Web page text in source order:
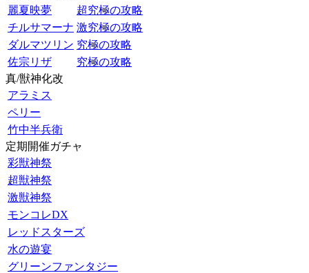
麗夏映夢
超究極の攻略
チルサマーナ 激究極の攻略
ダルマツリン 究極の攻略
佐宗リザ
究極の攻略
真/獣神化改
アラミス
ペリー
竹中半兵衛
定期開催ガチャ
彩獣神祭
超獣神祭
激獣神祭
モンコレDX
レッドスターズ
水の遊宴
グリーンファンタジー